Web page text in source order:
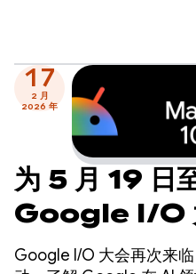
17
2 月
2026 年
为 5 月 19 日
Google I/O
Google I/O 大会再次来